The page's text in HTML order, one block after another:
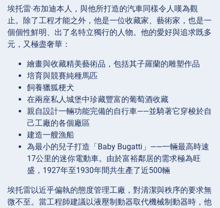
埃托雷·布加迪本人，與他所打造的汽車同樣令人嘆為觀
止。除了工程才能之外，他是一位收藏家、藝術家，也是一
個個性鮮明、出了名特立獨行的人物。他的愛好與追求既多
元，又極盡奢華：
繪畫與收藏精美藝術品，包括其子羅蘭的雕塑作品
培育與競賽純種馬匹
飼養獵狐梗犬
在兩座私人城堡中珍藏豐富的葡萄酒收藏
親自設計一輛功能完備的自行車——並騎著它穿梭於自
己工廠的各個廠區
建造一艘漁船
為最小的兒子打造「Baby Bugatti」——一輛最高時速
17公里的迷你電動車。由於富裕鄰居的需求極為旺
盛，1927年至1930年間共生產了近500輛
埃托雷以近乎偏執的態度管理工廠，對清潔與秩序的要求無
微不至。當工程師建議以液壓制動器取代機械制動器時，他